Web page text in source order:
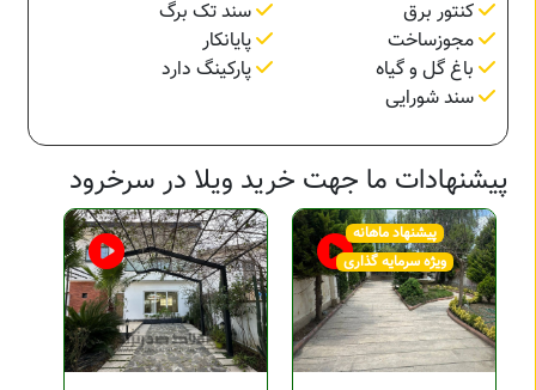
کنتور برق
سند تک برگ
مجوزساخت
پایانکار
باغ گل و گیاه
پارکینگ دارد
سند شورایی
پیشنهادات ما جهت خرید ویلا در سرخرود
پیشنهاد ماهانه
ویژه سرمایه گذاری